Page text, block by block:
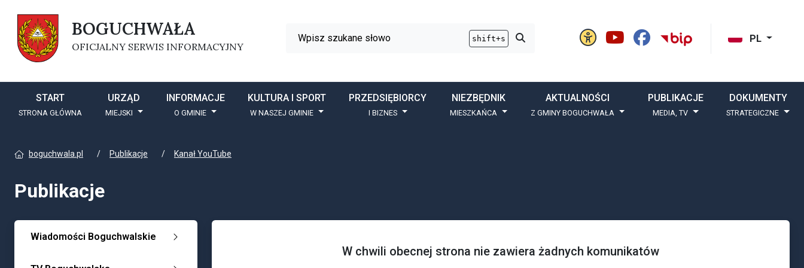
BOGUCHWAŁA
OFICJALNY SERWIS INFORMACYJNY
PL
Panel ustawień witryny
BIP Gminy
Wyszukiwarka shift+s Przycisk szukaj
START
STRONA GŁÓWNA
URZĄD
MIEJSKI
INFORMACJE
O GMINIE
KULTURA I SPORT
W NASZEJ GMINIE
PRZEDSIĘBIORCY
I BIZNES
NIEZBĘDNIK
MIESZKAŃCA
AKTUALNOŚCI
Z GMINY BOGUCHWAŁA
PUBLIKACJE
MEDIA, TV
DOKUMENTY
STRATEGICZNE
boguchwala.pl Publikacje Kanał YouTube
Publikacje
Wiadomości Boguchwalskie
W chwili obecnej strona nie zawiera żadnych komunikatów